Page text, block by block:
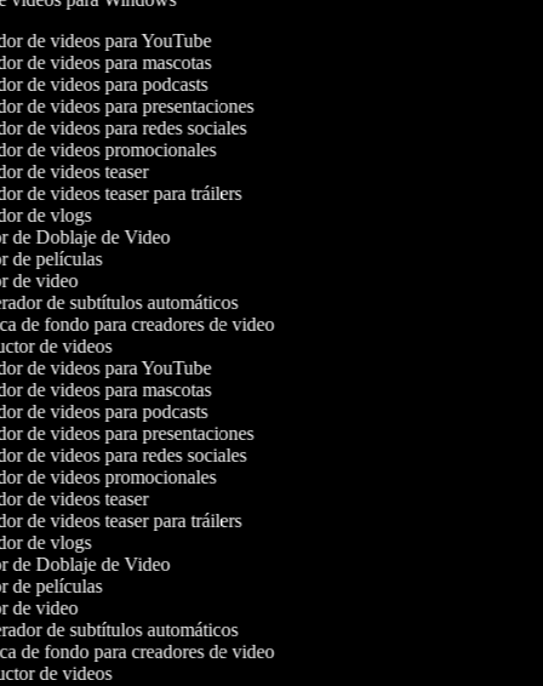
de videos para YouTube
de videos para mascotas
de videos para podcasts
de videos para presentaciones
de videos para redes sociales
de videos promocionales
de videos teaser
de videos teaser para tráilers
de vlogs
de Doblaje de Video
películas
de video
de subtítulos automáticos
de fondo para creadores de video
de videos
de videos para YouTube
de videos para mascotas
de videos para podcasts
de videos para presentaciones
de videos para redes sociales
de videos promocionales
de videos teaser
de videos teaser para tráilers
de vlogs
de Doblaje de Video
películas
de video
de subtítulos automáticos
de fondo para creadores de video
de videos